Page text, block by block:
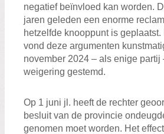
negatief beïnvloed kan worden.
jaren geleden een enorme
hetzelfde knooppunt is
vond deze argumenten
november 2024 – als enige partij
weigering gestemd.
Op 1 juni jl. heeft de rechter
besluit van de provincie
genomen moet worden. Het